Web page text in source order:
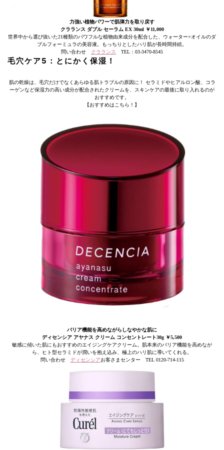
力強い植物パワーで肌弾力を取り戻す
クラランス ダブル セーラム EX 30ml ￥11,000
世界中から選び抜いた21種類のパワフルな植物由来成分を配合した、ウォーター×オイルのダ
ブルフォーミュラの美容液。もっちりとしたハリ肌が長時間持続。
問い合わせ クラランス TEL：03-3470-8545
毛穴ケア5：とにかく保湿！
肌の乾燥は、毛穴だけでなくあらゆる肌トラブルの原因に！ セラミドやヒアルロン酸、コラ
ーゲンなど保湿力の高い成分が配合されたクリームを、スキンケアの最後に取り入れるのが
おすすめです。
【おすすめはこちら！】
バリア機能を高めながらしなやかな肌に
ディセンシア アヤナス クリーム コンセントレート30g ￥5,500
敏感に傾いた肌にもおすすめのエイジングケアクリーム。肌本来のバリア機能を高めなが
ら、ヒト型セラミドが潤いを抱え込み、極上のハリ肌に導いてくれる。
問い合わせ
ディセンシアお客さまセンター TEL 0120-714-115